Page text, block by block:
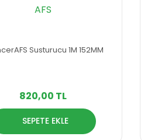
AFS
Susturucu 1M 152MM
820,00 TL
SEPETE EKLE